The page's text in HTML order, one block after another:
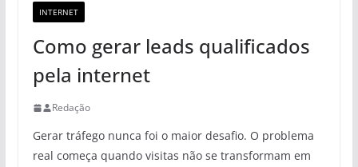
INTERNET
Como gerar leads qualificados
pela internet
Redação
Gerar tráfego nunca foi o maior desafio. O problema
real começa quando visitas não se transformam em